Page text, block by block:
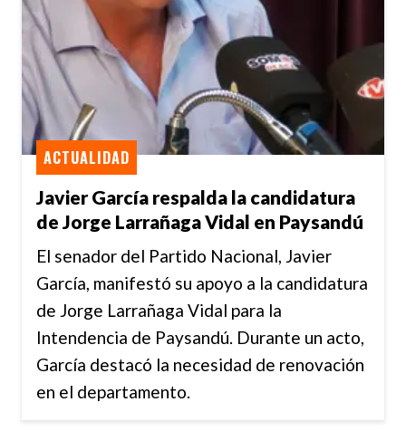
Javier García respalda la candidatura
de Jorge Larrañaga Vidal en Paysandú
ACTUALIDAD
El senador del Partido Nacional, Javier
García, manifestó su apoyo a la candidatura
de Jorge Larrañaga Vidal para la
Intendencia de Paysandú. Durante un acto,
García destacó la necesidad de renovación
en el departamento.